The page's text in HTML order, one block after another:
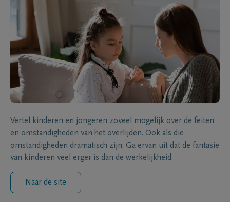
Vertel kinderen en jongeren zoveel mogelijk over de feiten
en omstandigheden van het overlijden. Ook als die
omstandigheden dramatisch zijn. Ga ervan uit dat de fantasie
van kinderen veel erger is dan de werkelijkheid.
Naar de site